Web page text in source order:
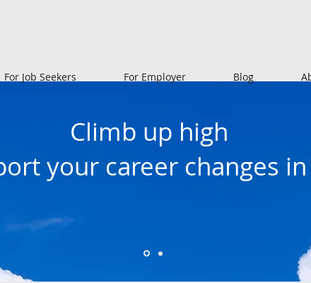
For Job Seekers For Employer Blog
Climb up high
your career changes